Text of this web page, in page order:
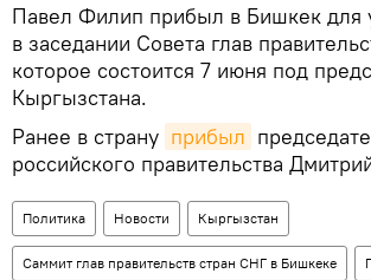
Павел Филип прибыл в Бишкек для
в заседании Совета глав
которое состоится 7 июня под
Кыргызстана.
Ранее в страну прибыл
российского правительства
Политика Новости Кыргызстан
Саммит глав правительств стран СНГ в Бишкеке